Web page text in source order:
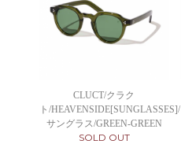
CLUCT/クラク
ト/HEAVENSIDE[SUNGLASSES]/
サングラス/GREEN-GREEN
SOLD OUT